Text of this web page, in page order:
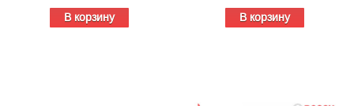
В корзину В корзину